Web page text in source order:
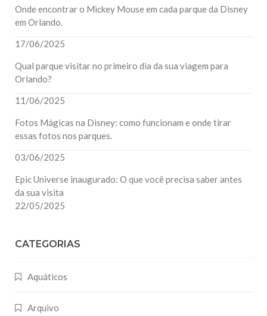
Onde encontrar o Mickey Mouse em cada parque da Disney
em Orlando.
17/06/2025
Qual parque visitar no primeiro dia da sua viagem para
Orlando?
11/06/2025
Fotos Mágicas na Disney: como funcionam e onde tirar
essas fotos nos parques.
03/06/2025
Epic Universe inaugurado: O que você precisa saber antes
da sua visita
22/05/2025
CATEGORIAS
Aquáticos
Arquivo